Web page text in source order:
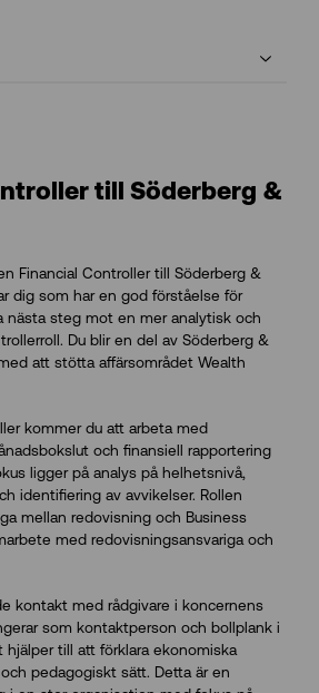
till Söderberg &
Financial Controller till Söderberg &
dig som har en god förståelse för
nästa steg mot en mer analytisk och
Du blir en del av Söderberg &
att stötta affärsområdet Wealth
kommer du att arbeta med
och finansiell rapportering
ligger på analys på helhetsnivå,
identifiering av avvikelser. Rollen
mellan redovisning och Business
med redovisningsansvariga och
kontakt med rådgivare i koncernens
som kontaktperson och bollplank i
hjälper till att förklara ekonomiska
pedagogiskt sätt. Detta är en